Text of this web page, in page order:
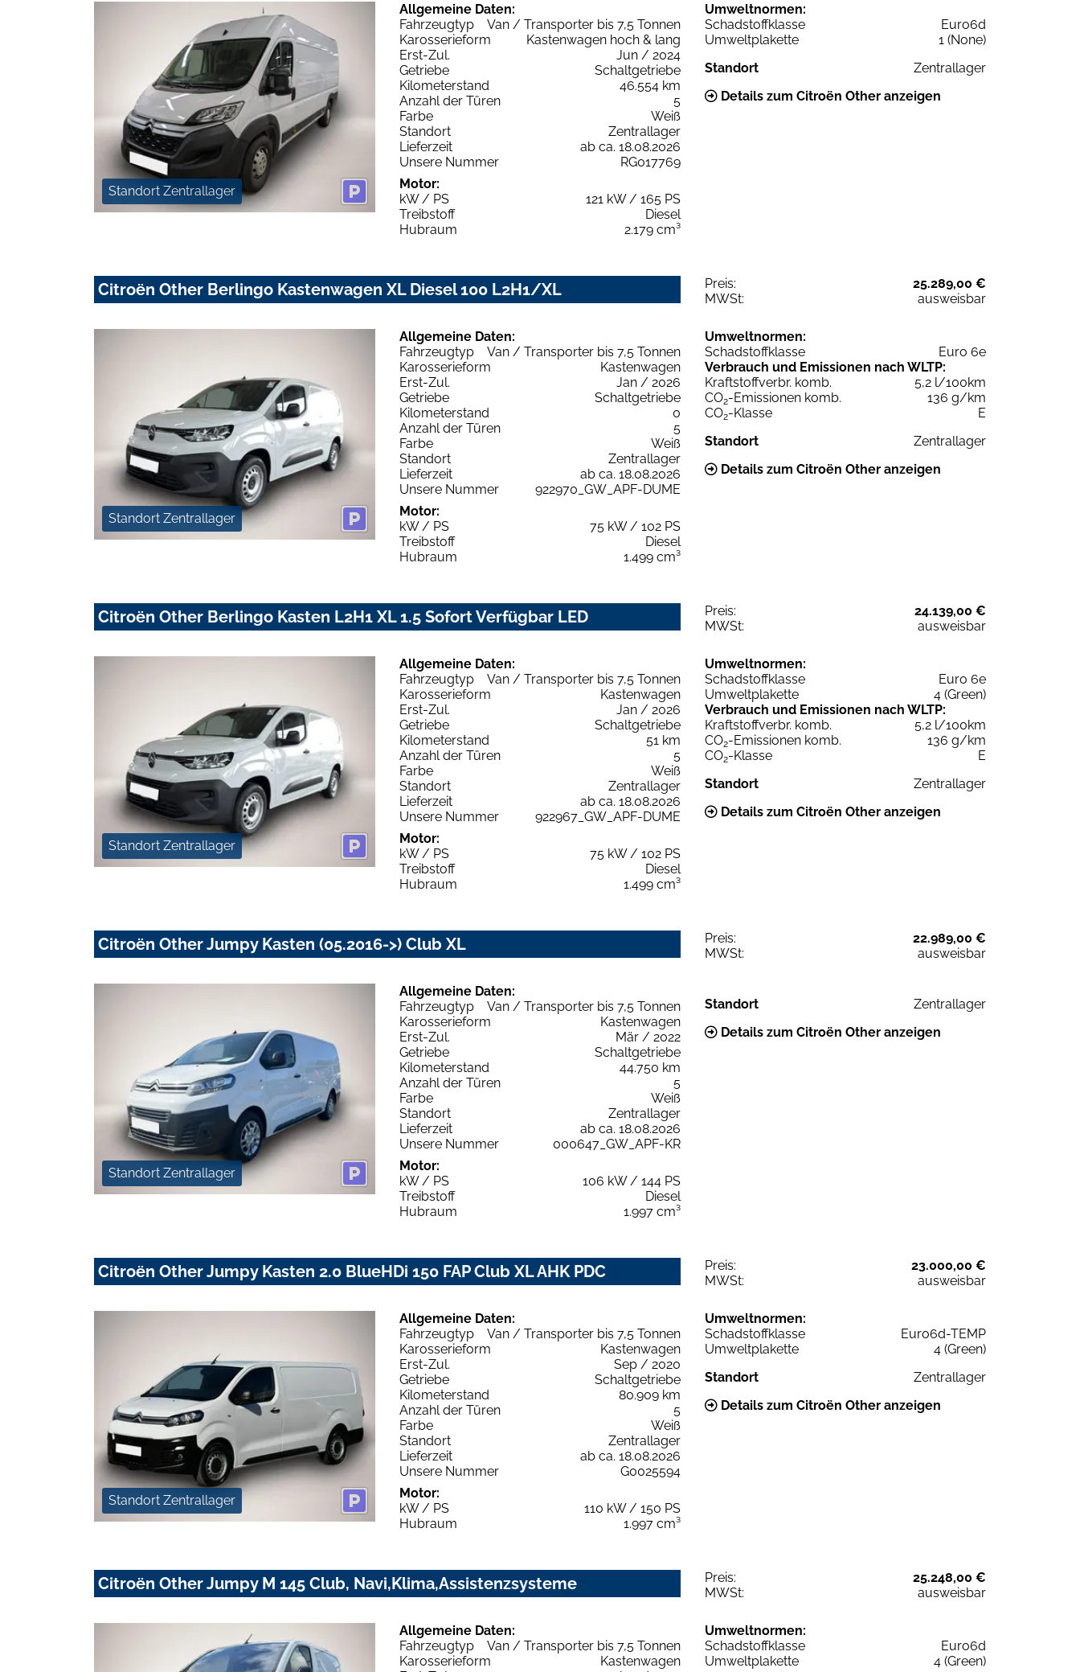
Standort Zentrallager
Allgemeine Daten:
Fahrzeugtyp
Van / Transporter bis 7,5 Tonnen
Karosserieform
Kastenwagen hoch & lang
Erst-Zul.
Jun / 2024
Getriebe
Schaltgetriebe
Kilometerstand
46.554 km
Anzahl der Türen
5
Farbe
Weiß
Standort
Zentrallager
Lieferzeit
ab ca. 18.08.2026
Unsere Nummer
RG017769
Motor:
kW / PS
121 kW / 165 PS
Treibstoff
Diesel
Hubraum
2.179 cm³
Umweltnormen:
Schadstoffklasse
Euro6d
Umweltplakette
1 (None)
Standort
Zentrallager
Details zum Citroën Other anzeigen
Citroën Other Berlingo Kastenwagen XL Diesel 100 L2H1/XL Preis:
25.289,00 €
MWSt:
ausweisbar
Standort Zentrallager
Allgemeine Daten:
Fahrzeugtyp
Van / Transporter bis 7,5 Tonnen
Karosserieform
Kastenwagen
Erst-Zul.
Jan / 2026
Getriebe
Schaltgetriebe
Kilometerstand
0
Anzahl der Türen
5
Farbe
Weiß
Standort
Zentrallager
Lieferzeit
ab ca. 18.08.2026
Unsere Nummer
922970_GW_APF-DUME
Motor:
kW / PS
75 kW / 102 PS
Treibstoff
Diesel
Hubraum
1.499 cm³
Umweltnormen:
Schadstoffklasse
Euro 6e
Verbrauch und Emissionen nach WLTP:
Kraftstoffverbr. komb.
5,2 l/100km
CO2-Emissionen komb.
136 g/km
CO2-Klasse
E
Standort
Zentrallager
Details zum Citroën Other anzeigen
Citroën Other Berlingo Kasten L2H1 XL 1.5 Sofort Verfügbar LED Preis:
24.139,00 €
MWSt:
ausweisbar
Standort Zentrallager
Allgemeine Daten:
Fahrzeugtyp
Van / Transporter bis 7,5 Tonnen
Karosserieform
Kastenwagen
Erst-Zul.
Jan / 2026
Getriebe
Schaltgetriebe
Kilometerstand
51 km
Anzahl der Türen
5
Farbe
Weiß
Standort
Zentrallager
Lieferzeit
ab ca. 18.08.2026
Unsere Nummer
922967_GW_APF-DUME
Motor:
kW / PS
75 kW / 102 PS
Treibstoff
Diesel
Hubraum
1.499 cm³
Umweltnormen:
Schadstoffklasse
Euro 6e
Umweltplakette
4 (Green)
Verbrauch und Emissionen nach WLTP:
Kraftstoffverbr. komb.
5,2 l/100km
CO2-Emissionen komb.
136 g/km
CO2-Klasse
E
Standort
Zentrallager
Details zum Citroën Other anzeigen
Citroën Other Jumpy Kasten (05.2016->) Club XL Preis:
22.989,00 €
MWSt:
ausweisbar
Standort Zentrallager
Allgemeine Daten:
Fahrzeugtyp
Van / Transporter bis 7,5 Tonnen
Karosserieform
Kastenwagen
Erst-Zul.
Mär / 2022
Getriebe
Schaltgetriebe
Kilometerstand
44.750 km
Anzahl der Türen
5
Farbe
Weiß
Standort
Zentrallager
Lieferzeit
ab ca. 18.08.2026
Unsere Nummer
000647_GW_APF-KR
Motor:
kW / PS
106 kW / 144 PS
Treibstoff
Diesel
Hubraum
1.997 cm³
Standort
Zentrallager
Details zum Citroën Other anzeigen
Citroën Other Jumpy Kasten 2.0 BlueHDi 150 FAP Club XL AHK PDC Preis:
23.000,00 €
MWSt:
ausweisbar
Standort Zentrallager
Allgemeine Daten:
Fahrzeugtyp
Van / Transporter bis 7,5 Tonnen
Karosserieform
Kastenwagen
Erst-Zul.
Sep / 2020
Getriebe
Schaltgetriebe
Kilometerstand
80.909 km
Anzahl der Türen
5
Farbe
Weiß
Standort
Zentrallager
Lieferzeit
ab ca. 18.08.2026
Unsere Nummer
G0025594
Motor:
kW / PS
110 kW / 150 PS
Hubraum
1.997 cm³
Umweltnormen:
Schadstoffklasse
Euro6d-TEMP
Umweltplakette
4 (Green)
Standort
Zentrallager
Details zum Citroën Other anzeigen
Citroën Other Jumpy M 145 Club, Navi,Klima,Assistenzsysteme Preis:
25.248,00 €
MWSt:
ausweisbar
Allgemeine Daten:
Fahrzeugtyp
Van / Transporter bis 7,5 Tonnen
Karosserieform
Kastenwagen
Umweltnormen:
Schadstoffklasse
Euro6d
Umweltplakette
4 (Green)